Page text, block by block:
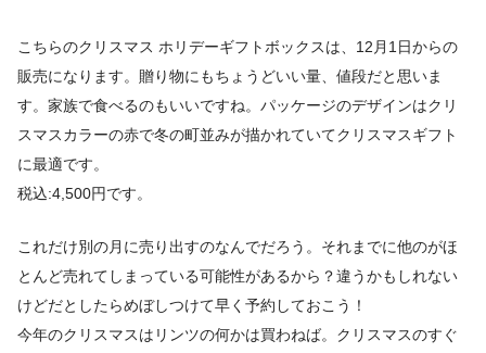
こちらのクリスマス ホリデーギフトボックスは、12月1日からの
販売になります。贈り物にもちょうどいい量、値段だと思いま
す。家族で食べるのもいいですね。パッケージのデザインはクリ
スマスカラーの赤で冬の町並みが描かれていてクリスマスギフト
に最適です。
税込:4,500円です。
これだけ別の月に売り出すのなんでだろう。それまでに他のがほ
とんど売れてしまっている可能性があるから？違うかもしれない
けどだとしたらめぼしつけて早く予約しておこう！
今年のクリスマスはリンツの何かは買わねば。クリスマスのすぐ